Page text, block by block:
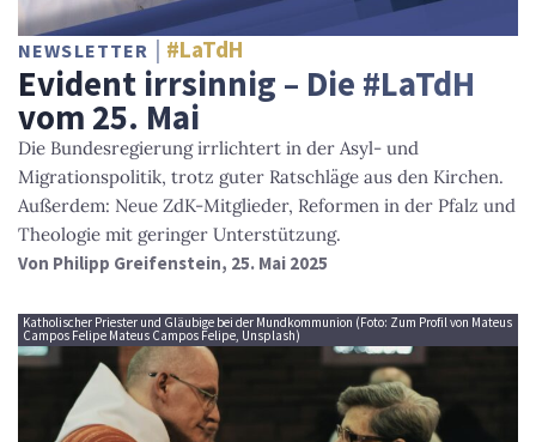
NEWSLETTER #LaTdH
Evident irrsinnig – Die #LaTdH
vom 25. Mai
Die Bundesregierung irrlichtert in der Asyl- und
Migrationspolitik, trotz guter Ratschläge aus den Kirchen.
Außerdem: Neue ZdK-Mitglieder, Reformen in der Pfalz und
Theologie mit geringer Unterstützung.
Von Philipp Greifenstein, 25. Mai 2025
Katholischer Priester und Gläubige bei der Mundkommunion (Foto: Zum Profil von Mateus
Campos Felipe Mateus Campos Felipe, Unsplash)